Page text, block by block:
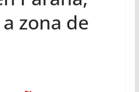
zona de